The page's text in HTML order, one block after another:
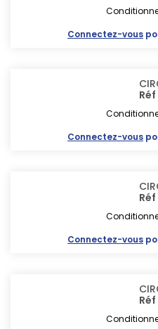
Connectez-vous
Connectez-vous
Connectez-vous